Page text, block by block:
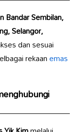
Bandar Sembilan,
Selangor,
dan sesuai
rekaanemas